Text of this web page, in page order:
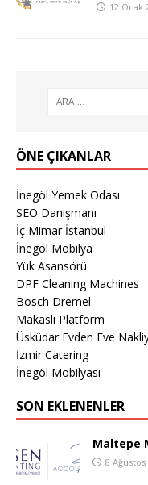
12 Ocak
ÖNE ÇIKANLAR
İnegöl Yemek Odası
SEO Danışmanı
İç Mimar İstanbul
İnegöl Mobilya
Yük Asansörü
DPF Cleaning Machines
Bosch Dremel
Makaslı Platform
Üsküdar Evden Eve
İzmir Catering
İnegöl Mobilyası
SON EKLENENLER
Maltepe
8 Ağustos